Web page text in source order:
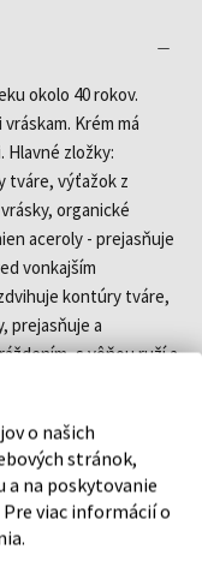
okolo 40 rokov.
Krém má
zložky:
tváre, výťažok z
organické
aceroly - prejasňuje
vonkajším
kontúry tváre,
prejasňuje a
s vôňou ruží a
o našich
stránok,
a na poskytovanie
viac informácií o